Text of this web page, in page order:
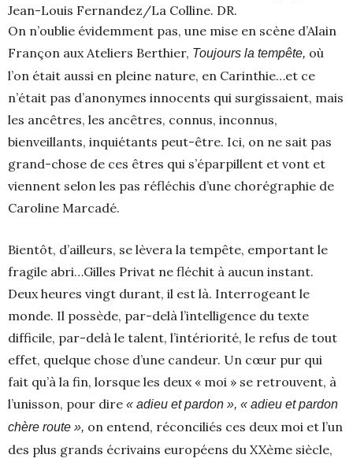
Jean-Louis Fernandez/La Colline. DR.
On n’oublie évidemment pas, une mise en scène d’Alain
Françon aux Ateliers Berthier, Toujours la tempête, où
l’on était aussi en pleine nature, en Carinthie…et ce
n’était pas d’anonymes innocents qui surgissaient, mais
les ancêtres, les ancêtres, connus, inconnus,
bienveillants, inquiétants peut-être. Ici, on ne sait pas
grand-chose de ces êtres qui s’éparpillent et vont et
viennent selon les pas réfléchis d’une chorégraphie de
Caroline Marcadé.
Bientôt, d’ailleurs, se lèvera la tempête, emportant le
fragile abri…Gilles Privat ne fléchit à aucun instant.
Deux heures vingt durant, il est là. Interrogeant le
monde. Il possède, par-delà l’intelligence du texte
difficile, par-delà le talent, l’intériorité, le refus de tout
effet, quelque chose d’une candeur. Un cœur pur qui
fait qu’à la fin, lorsque les deux « moi » se retrouvent, à
l’unisson, pour dire « adieu et pardon », « adieu et pardon
chère route », on entend, réconciliés ces deux moi et l’un
des plus grands écrivains européens du XXème siècle,